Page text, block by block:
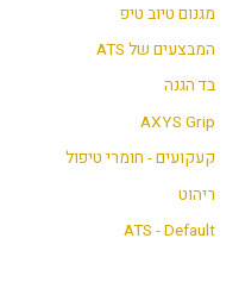
מגנום טיוב טיפ
המבצעים של ATS
בד הגנה
AXYS Grip
קעקועים - חומרי טיפול
ריהוט
ATS - Default